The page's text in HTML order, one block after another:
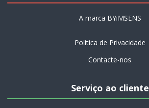
A marca BYiMSENS
Política de Privacidade
Contacte-nos
Serviço ao cliente